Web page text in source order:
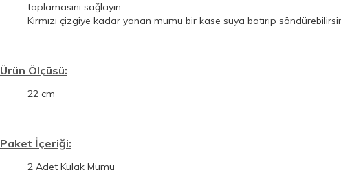
toplamasını sağlayın.
Kırmızı çizgiye kadar yanan mumu bir kase suya batırıp
Ürün Ölçüsü:
22 cm
Paket İçeriği:
2 Adet Kulak Mumu